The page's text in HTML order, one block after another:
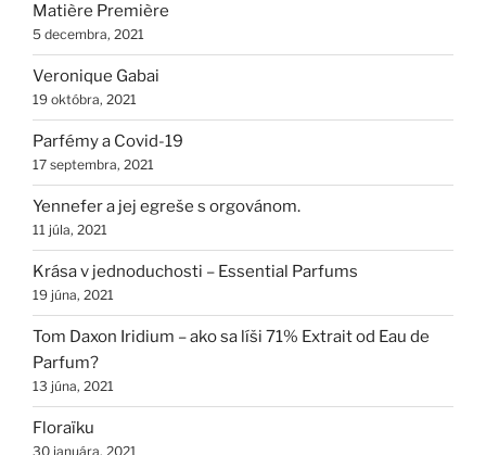
Matière Première
5 decembra, 2021
Veronique Gabai
19 októbra, 2021
Parfémy a Covid-19
17 septembra, 2021
Yennefer a jej egreše s orgovánom.
11 júla, 2021
Krása v jednoduchosti – Essential Parfums
19 júna, 2021
Tom Daxon Iridium – ako sa líši 71% Extrait od Eau de
Parfum?
13 júna, 2021
Floraïku
30 januára, 2021